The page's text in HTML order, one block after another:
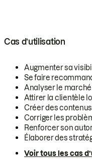
Cas d’utilisation
Augmenter sa
Se faire
Analyser le marché
Attirer la clientèle
Créer des
Corriger les
Renforcer son
Élaborer des
Voir tous les cas